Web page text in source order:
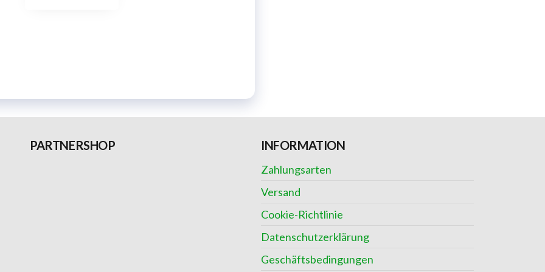
PARTNERSHOP INFORMATION
Zahlungsarten
Versand
Cookie-Richtlinie
Datenschutzerklärung
Geschäftsbedingungen